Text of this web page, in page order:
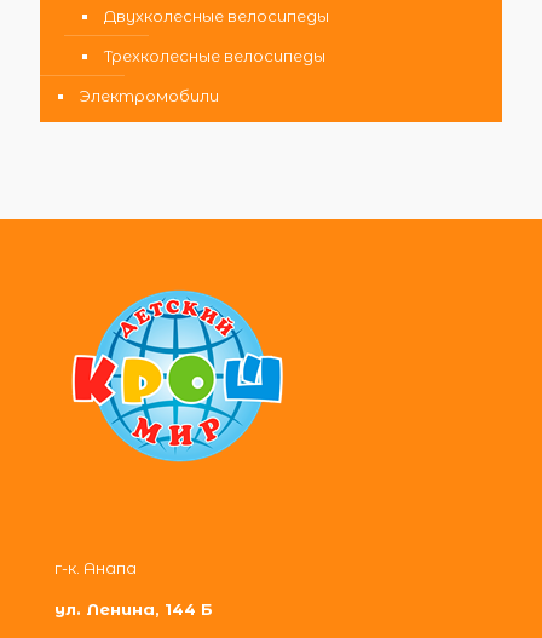
Двухколесные велосипеды
Трехколесные велосипеды
Электромобили
г-к. Анапа
ул. Ленина, 144 Б